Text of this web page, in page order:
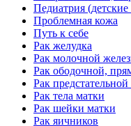
Педиатрия (детские
Проблемная кожа
Путь к себе
Рак желудка
Рак молочной
Рак ободочной,
Рак
Рак тела матки
Рак шейки матки
Рак яичников